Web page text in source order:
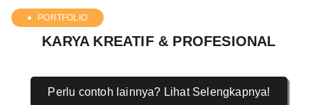
PORTFOLIO
KARYA KREATIF & PROFESIONAL
Perlu contoh lainnya? Lihat Selengkapnya!